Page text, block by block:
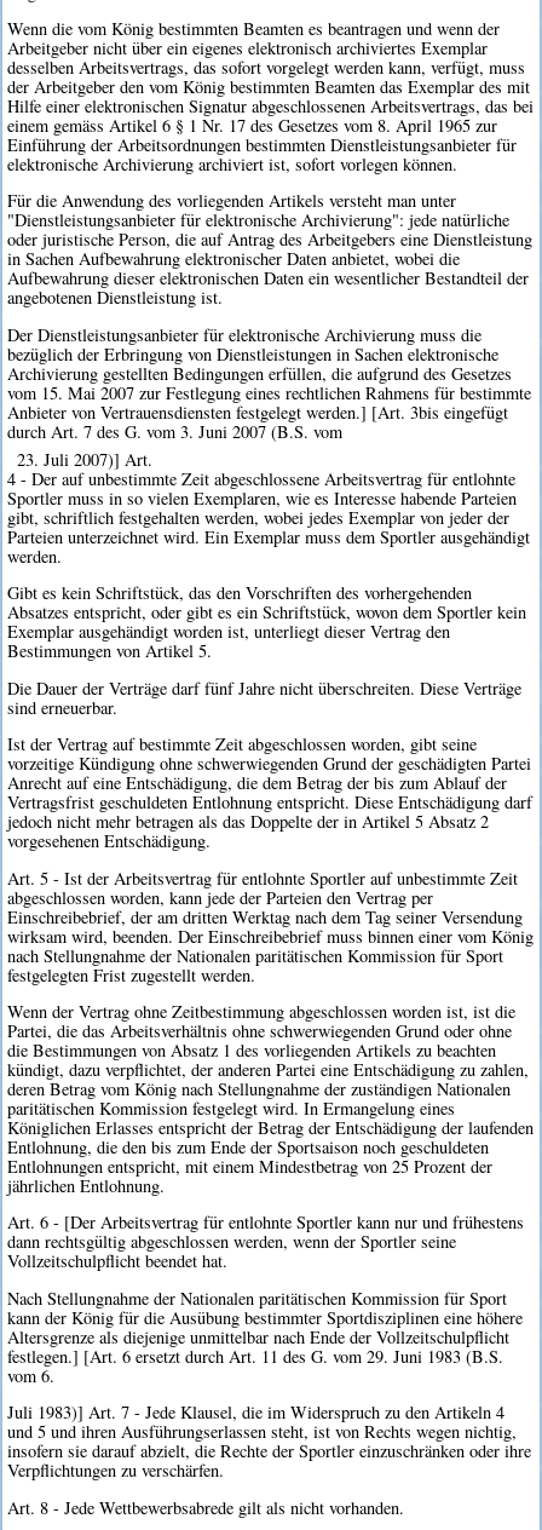
Wenn die vom König bestimmten Beamten es beantragen und wenn der
Arbeitgeber nicht über ein eigenes elektronisch archiviertes Exemplar
desselben Arbeitsvertrags, das sofort vorgelegt werden kann, verfügt, muss
der Arbeitgeber den vom König bestimmten Beamten das Exemplar des mit
Hilfe einer elektronischen Signatur abgeschlossenen Arbeitsvertrags, das bei
einem gemäss Artikel 6 § 1 Nr. 17 des Gesetzes vom 8. April 1965 zur
Einführung der Arbeitsordnungen bestimmten Dienstleistungsanbieter für
elektronische Archivierung archiviert ist, sofort vorlegen können.
Für die Anwendung des vorliegenden Artikels versteht man unter
"Dienstleistungsanbieter für elektronische Archivierung": jede natürliche
oder juristische Person, die auf Antrag des Arbeitgebers eine Dienstleistung
in Sachen Aufbewahrung elektronischer Daten anbietet, wobei die
Aufbewahrung dieser elektronischen Daten ein wesentlicher Bestandteil der
angebotenen Dienstleistung ist.
Der Dienstleistungsanbieter für elektronische Archivierung muss die
bezüglich der Erbringung von Dienstleistungen in Sachen elektronische
Archivierung gestellten Bedingungen erfüllen, die aufgrund des Gesetzes
vom 15. Mai 2007 zur Festlegung eines rechtlichen Rahmens für bestimmte
Anbieter von Vertrauensdiensten festgelegt werden.] [Art. 3bis eingefügt
durch Art. 7 des G. vom 3. Juni 2007 (B.S. vom
23. Juli 2007)] Art.
4 - Der auf unbestimmte Zeit abgeschlossene Arbeitsvertrag für entlohnte
Sportler muss in so vielen Exemplaren, wie es Interesse habende Parteien
gibt, schriftlich festgehalten werden, wobei jedes Exemplar von jeder der
Parteien unterzeichnet wird. Ein Exemplar muss dem Sportler ausgehändigt
werden.
Gibt es kein Schriftstück, das den Vorschriften des vorhergehenden
Absatzes entspricht, oder gibt es ein Schriftstück, wovon dem Sportler kein
Exemplar ausgehändigt worden ist, unterliegt dieser Vertrag den
Bestimmungen von Artikel 5.
Die Dauer der Verträge darf fünf Jahre nicht überschreiten. Diese Verträge
sind erneuerbar.
Ist der Vertrag auf bestimmte Zeit abgeschlossen worden, gibt seine
vorzeitige Kündigung ohne schwerwiegenden Grund der geschädigten Partei
Anrecht auf eine Entschädigung, die dem Betrag der bis zum Ablauf der
Vertragsfrist geschuldeten Entlohnung entspricht. Diese Entschädigung darf
jedoch nicht mehr betragen als das Doppelte der in Artikel 5 Absatz 2
vorgesehenen Entschädigung.
Art. 5 - Ist der Arbeitsvertrag für entlohnte Sportler auf unbestimmte Zeit
abgeschlossen worden, kann jede der Parteien den Vertrag per
Einschreibebrief, der am dritten Werktag nach dem Tag seiner Versendung
wirksam wird, beenden. Der Einschreibebrief muss binnen einer vom König
nach Stellungnahme der Nationalen paritätischen Kommission für Sport
festgelegten Frist zugestellt werden.
Wenn der Vertrag ohne Zeitbestimmung abgeschlossen worden ist, ist die
Partei, die das Arbeitsverhältnis ohne schwerwiegenden Grund oder ohne
die Bestimmungen von Absatz 1 des vorliegenden Artikels zu beachten
kündigt, dazu verpflichtet, der anderen Partei eine Entschädigung zu zahlen,
deren Betrag vom König nach Stellungnahme der zuständigen Nationalen
paritätischen Kommission festgelegt wird. In Ermangelung eines
Königlichen Erlasses entspricht der Betrag der Entschädigung der laufenden
Entlohnung, die den bis zum Ende der Sportsaison noch geschuldeten
Entlohnungen entspricht, mit einem Mindestbetrag von 25 Prozent der
jährlichen Entlohnung.
Art. 6 - [Der Arbeitsvertrag für entlohnte Sportler kann nur und frühestens
dann rechtsgültig abgeschlossen werden, wenn der Sportler seine
Vollzeitschulpflicht beendet hat.
Nach Stellungnahme der Nationalen paritätischen Kommission für Sport
kann der König für die Ausübung bestimmter Sportdisziplinen eine höhere
Altersgrenze als diejenige unmittelbar nach Ende der Vollzeitschulpflicht
festlegen.] [Art. 6 ersetzt durch Art. 11 des G. vom 29. Juni 1983 (B.S.
vom 6.
Juli 1983)] Art. 7 - Jede Klausel, die im Widerspruch zu den Artikeln 4
und 5 und ihren Ausführungserlassen steht, ist von Rechts wegen nichtig,
insofern sie darauf abzielt, die Rechte der Sportler einzuschränken oder ihre
Verpflichtungen zu verschärfen.
Art. 8 - Jede Wettbewerbsabrede gilt als nicht vorhanden.